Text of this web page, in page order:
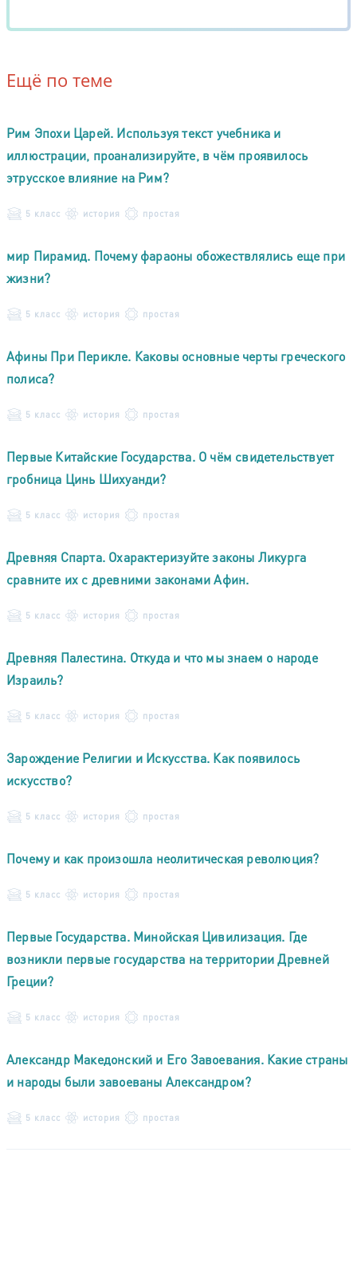
Ещё по теме
Рим Эпохи Царей. Используя текст учебника и
иллюстрации, проанализируйте, в чём проявилось
этрусское влияние на Рим?
5 класс история простая
мир Пирамид. Почему фараоны обожествлялись еще при
жизни?
5 класс история простая
Афины При Перикле. Каковы основные черты греческого
полиса?
5 класс история простая
Первые Китайские Государства. О чём свидетельствует
гробница Цинь Шихуанди?
5 класс история простая
Древняя Спарта. Охарактеризуйте законы Ликурга
сравните их с древними законами Афин.
5 класс история простая
Древняя Палестина. Откуда и что мы знаем о народе
Израиль?
5 класс история простая
Зарождение Религии и Искусства. Как появилось
искусство?
5 класс история простая
Почему и как произошла неолитическая революция?
5 класс история простая
Первые Государства. Минойская Цивилизация. Где
возникли первые государства на территории Древней
Греции?
5 класс история простая
Александр Македонский и Его Завоевания. Какие страны
и народы были завоеваны Александром?
5 класс история простая